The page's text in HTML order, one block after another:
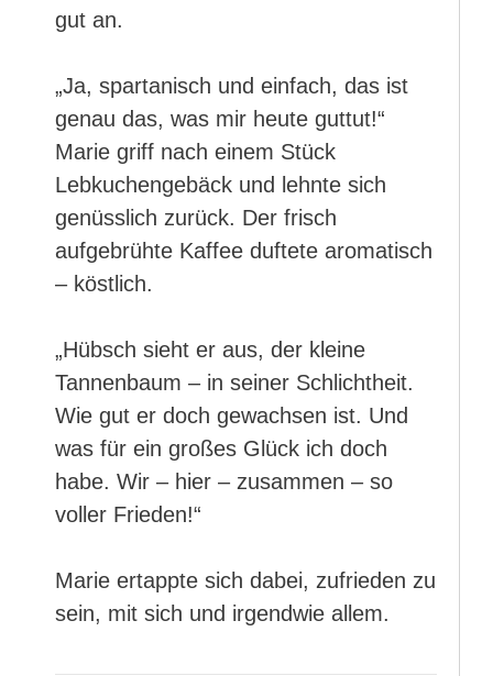
gut an.
„Ja, spartanisch und einfach, das ist
genau das, was mir heute guttut!“
Marie griff nach einem Stück
Lebkuchengebäck und lehnte sich
genüsslich zurück. Der frisch
aufgebrühte Kaffee duftete aromatisch
– köstlich.
„Hübsch sieht er aus, der kleine
Tannenbaum – in seiner Schlichtheit.
Wie gut er doch gewachsen ist. Und
was für ein großes Glück ich doch
habe. Wir – hier – zusammen – so
voller Frieden!“
Marie ertappte sich dabei, zufrieden zu
sein, mit sich und irgendwie allem.